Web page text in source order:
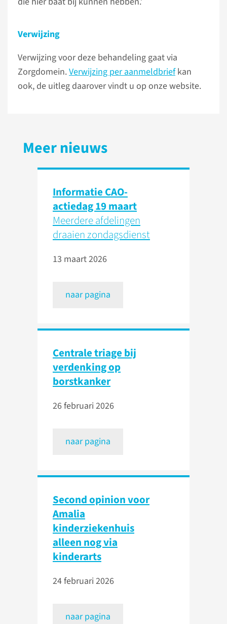
Verwijzing
Verwijzing voor deze behandeling gaat via
Zorgdomein.Verwijzing per aanmeldbriefkan
ook, de uitleg daarover vindt u op onze website.
Meer nieuws
Informatie CAO-
actiedag 19 maart
Meerdere afdelingen
draaien zondagsdienst
13 maart 2026
naar pagina
Centrale triage bij
verdenking op
borstkanker
26 februari 2026
naar pagina
Second opinion voor
Amalia
kinderziekenhuis
alleen nog via
kinderarts
24 februari 2026
naar pagina